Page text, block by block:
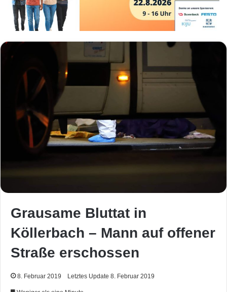
Grausame Bluttat in
Köllerbach – Mann auf offener
Straße erschossen
8. Februar 2019 Letztes Update 8. Februar 2019